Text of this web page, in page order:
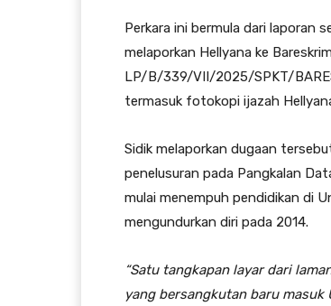
Perkara ini bermula dari laporan
melaporkan Hellyana ke
LP/B/339/VII/2025/SPKT/
termasuk fotokopi ijazah
Sidik melaporkan dugaan
penelusuran pada Pangkalan
mulai menempuh pendidikan di
mengundurkan diri pada 2014.
“Satu tangkapan layar dari
yang bersangkutan baru masuk